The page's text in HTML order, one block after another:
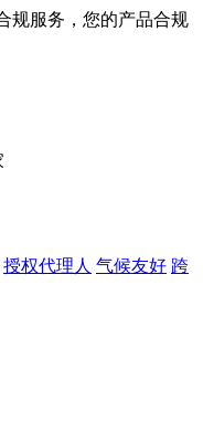
规服务，您的产品合规
授权代理人 气候友好 跨